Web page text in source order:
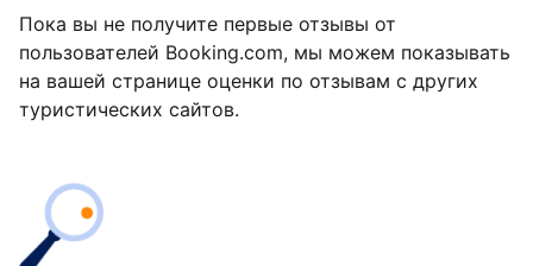
Пока вы не получите первые отзывы от
пользователей Booking.com, мы можем показывать
на вашей странице оценки по отзывам с других
туристических сайтов.